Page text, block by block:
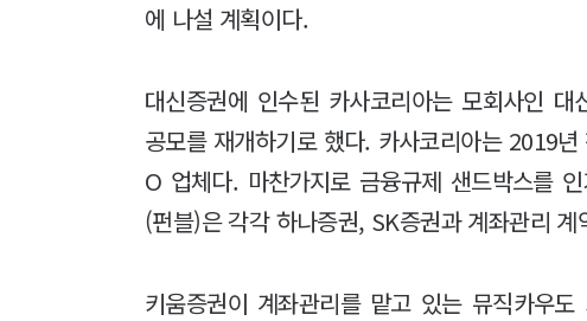
에 나설 계획이다.
대신증권에 인수된 카사코리아는 모회사인
공모를 재개하기로 했다. 카사코리아는 2019
O 업체다. 마찬가지로 금융규제 샌드박스를
(펀블)은 각각 하나증권, SK증권과 계좌관리 계
키움증권이 계좌관리를 맡고 있는 뮤직카우